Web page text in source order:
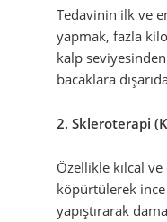
Tedavinin ilk ve
yapmak, fazla
kalp
bacaklara
2. Skleroterapi
Özellikle kılcal
köpürtülerek
yapıştırarak